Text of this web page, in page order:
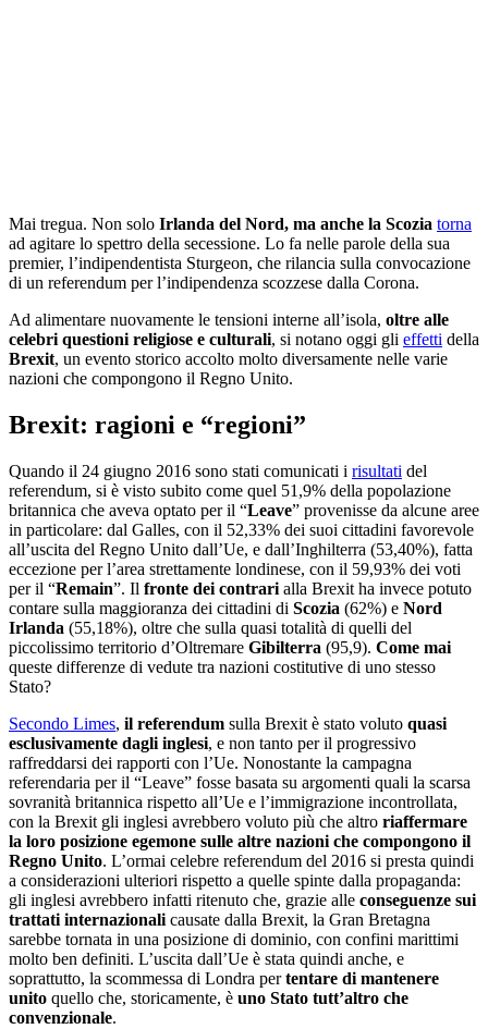
Mai tregua. Non solo Irlanda del Nord, ma anche la Scozia torna
ad agitare lo spettro della secessione. Lo fa nelle parole della sua
premier, l’indipendentista Sturgeon, che rilancia sulla convocazione
di un referendum per l’indipendenza scozzese dalla Corona.
Ad alimentare nuovamente le tensioni interne all’isola, oltre alle
celebri questioni religiose e culturali, si notano oggi gli effetti della
Brexit, un evento storico accolto molto diversamente nelle varie
nazioni che compongono il Regno Unito.
Brexit: ragioni e “regioni”
Quando il 24 giugno 2016 sono stati comunicati i risultati del
referendum, si è visto subito come quel 51,9% della popolazione
britannica che aveva optato per il “Leave” provenisse da alcune aree
in particolare: dal Galles, con il 52,33% dei suoi cittadini favorevole
all’uscita del Regno Unito dall’Ue, e dall’Inghilterra (53,40%), fatta
eccezione per l’area strettamente londinese, con il 59,93% dei voti
per il “Remain”. Il fronte dei contrari alla Brexit ha invece potuto
contare sulla maggioranza dei cittadini di Scozia (62%) e Nord
Irlanda (55,18%), oltre che sulla quasi totalità di quelli del
piccolissimo territorio d’Oltremare Gibilterra (95,9). Come mai
queste differenze di vedute tra nazioni costitutive di uno stesso
Stato?
Secondo Limes, il referendum sulla Brexit è stato voluto quasi
esclusivamente dagli inglesi, e non tanto per il progressivo
raffreddarsi dei rapporti con l’Ue. Nonostante la campagna
referendaria per il “Leave” fosse basata su argomenti quali la scarsa
sovranità britannica rispetto all’Ue e l’immigrazione incontrollata,
con la Brexit gli inglesi avrebbero voluto più che altro riaffermare
la loro posizione egemone sulle altre nazioni che compongono il
Regno Unito. L’ormai celebre referendum del 2016 si presta quindi
a considerazioni ulteriori rispetto a quelle spinte dalla propaganda:
gli inglesi avrebbero infatti ritenuto che, grazie alle conseguenze sui
trattati internazionali causate dalla Brexit, la Gran Bretagna
sarebbe tornata in una posizione di dominio, con confini marittimi
molto ben definiti. L’uscita dall’Ue è stata quindi anche, e
soprattutto, la scommessa di Londra pertentare di mantenere
unito quello che, storicamente, è uno Stato tutt’altro che
convenzionale.